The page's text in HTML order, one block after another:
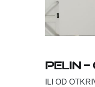
PELIN
ILI OD